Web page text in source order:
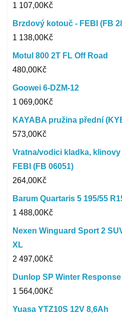
1 107,00Kč
Brzdový kotouč - FEBI (FB
1 138,00Kč
Motul 800 2T FL Off Road
480,00Kč
Goowei 6-DZM-12
1 069,00Kč
KAYABA pružina přední
573,00Kč
Vratna/vodici kladka,
FEBI (FB 06051)
264,00Kč
Barum Quartaris 5 195/55
1 488,00Kč
Nexen Winguard Sport 2
XL
2 497,00Kč
Dunlop SP Winter Response
1 564,00Kč
Yuasa YTZ10S 12V 8,6Ah